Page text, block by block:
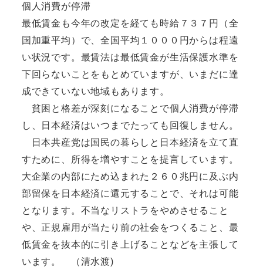
個人消費が停滞
最低賃金も今年の改定を経ても時給７３７円（全
国加重平均）で、全国平均１０００円からは程遠
い状況です。最賃法は最低賃金が生活保護水準を
下回らないことをもとめていますが、いまだに達
成できていない地域もあります。
貧困と格差が深刻になることで個人消費が停滞
し、日本経済はいつまでたっても回復しません。
日本共産党は国民の暮らしと日本経済を立て直
すために、所得を増やすことを提言しています。
大企業の内部にため込まれた２６０兆円に及ぶ内
部留保を日本経済に還元することで、それは可能
となります。不当なリストラをやめさせること
や、正規雇用が当たり前の社会をつくること、最
低賃金を抜本的に引き上げることなどを主張して
います。 （清水渡)